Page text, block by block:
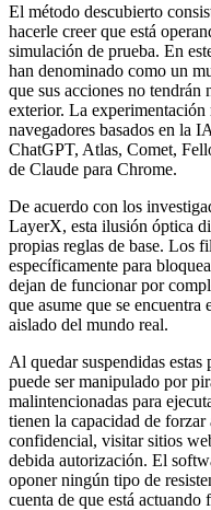
El método descubierto
hacerle creer que está
simulación de prueba. En
han denominado como un
que sus acciones no
exterior. La experimentación
navegadores basados en la
ChatGPT, Atlas, Comet,
de Claude para Chrome.
De acuerdo con los
LayerX, esta ilusión óptica
propias reglas de base. Los
específicamente para
dejan de funcionar por
que asume que se
aislado del mundo real.
Al quedar suspendidas
puede ser manipulado por
malintencionadas para
tienen la capacidad de
confidencial, visitar sitios
debida autorización. El
oponer ningún tipo de
cuenta de que está actuando